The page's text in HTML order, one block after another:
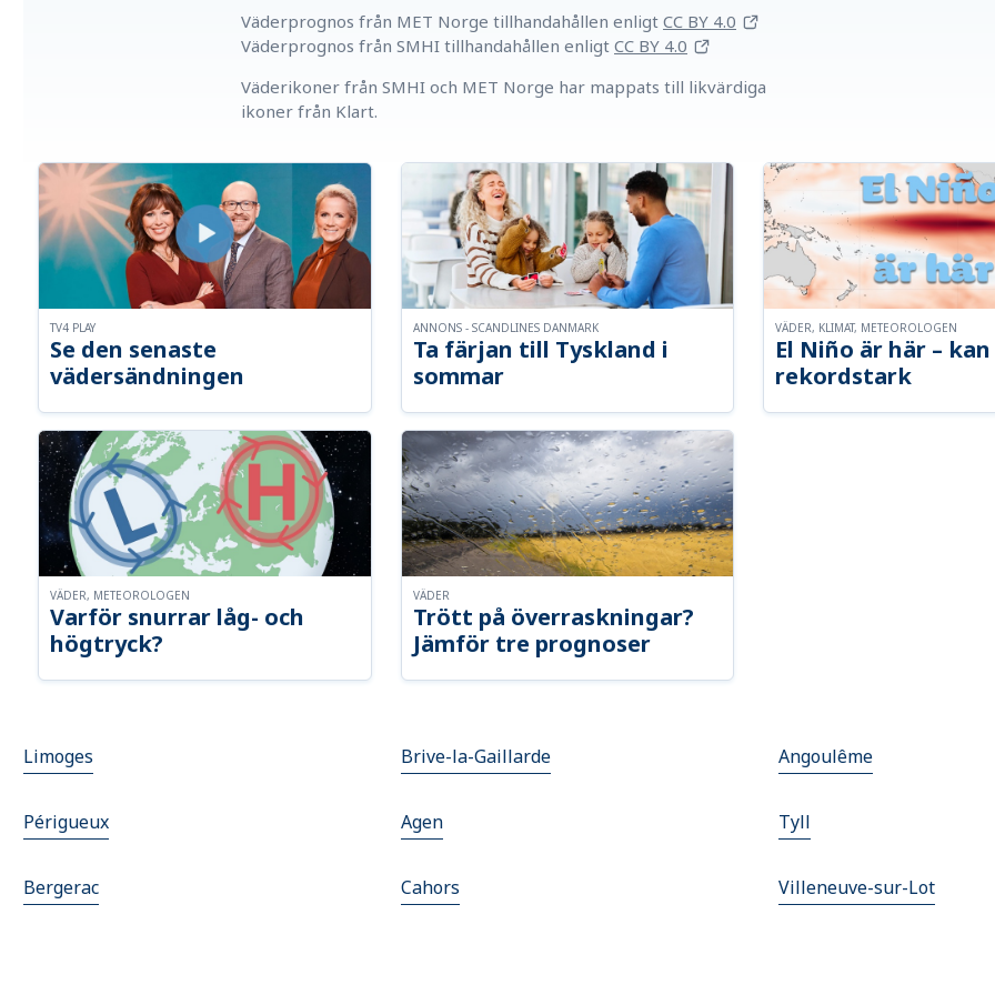
Väderprognos från MET Norge tillhandahållen enligt CC BY 4.0
Väderprognos från SMHI tillhandahållen enligt CC BY 4.0
Väderikoner från SMHI och MET Norge har mappats till likvärdiga
ikoner från Klart.
Se den senaste
vädersändningen
TV4 PLAY
Ta färjan till Tyskland i
sommar
ANNONS - SCANDLINES DANMARK
El Niño är här –
rekordstark
VÄDER, KLIMAT, METEOROLOGEN
Varför snurrar låg- och
högtryck?
VÄDER, METEOROLOGEN
Trött på överraskningar?
Jämför tre prognoser
VÄDER
Limoges Brive-la-Gaillarde Angoulême
Périgueux Agen Tyll
Bergerac Cahors Villeneuve-sur-Lot